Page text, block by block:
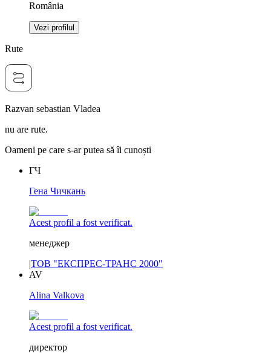
România
Vezi profilul
Rute
Razvan sebastian Vladea
nu are rute.
Oameni pe care s-ar putea să îi cunoști
ГЧ
Гена Чичкань
Acest profil a fost verificat.
менеджер
|ТОВ "ЕКСПРЕС-ТРАНС 2000"
AV
Alina Valkova
Acest profil a fost verificat.
директор